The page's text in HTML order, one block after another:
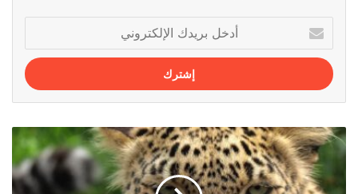
بريدك
الإلكتروني
الحياة
البرية
والمحميات
الطبيعية